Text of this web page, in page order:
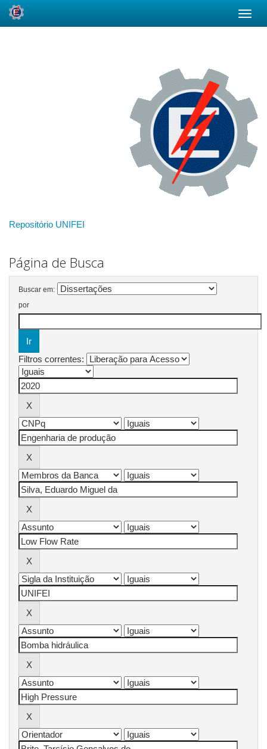
Repositório UNIFEI
Página de Busca
Buscar em:
por
Filtros correntes: